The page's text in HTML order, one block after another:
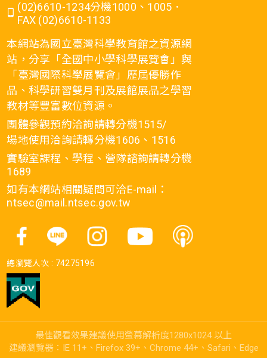
(02)6610-1234分機1000、1005．
FAX (02)6610-1133
本網站為國立臺灣科學教育館之資源網
站，分享「全國中小學科學展覽會」與
「臺灣國際科學展覽會」歷屆優勝作
品、科學研習雙月刊及展館展品之學習
教材等豐富數位資源。
團體參觀預約洽詢請轉分機1515/
場地使用洽詢請轉分機1606、1516
實驗室課程、學程、營隊諮詢請轉分機
1689
如有本網站相關疑問可洽E-mail：
ntsec@mail.ntsec.gov.tw
總瀏覽人次 : 74275196
最佳觀看效果建議使用螢幕解析度1280x1024 以上
建議瀏覽器：IE 11+、Firefox 39+、Chrome 44+、Safari、Edge